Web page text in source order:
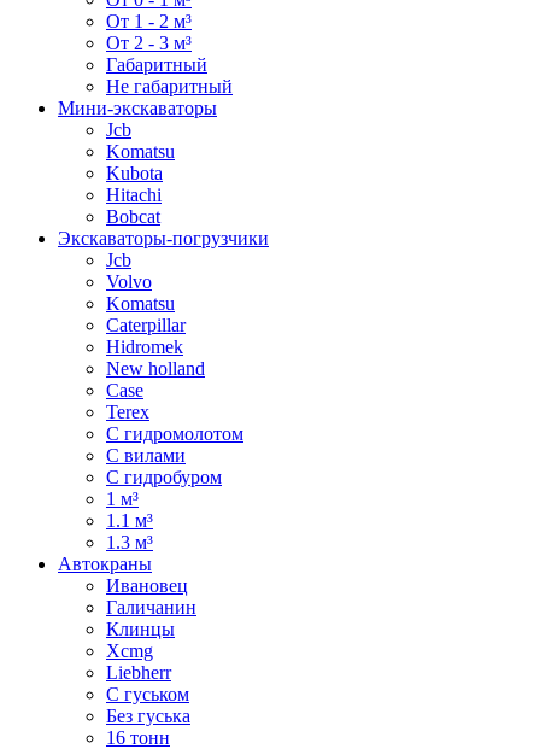
От 1 - 2 м³
От 2 - 3 м³
Габаритный
Не габаритный
Мини-экскаваторы
Jcb
Komatsu
Kubota
Hitachi
Bobcat
Экскаваторы-погрузчики
Jcb
Volvo
Komatsu
Caterpillar
Hidromek
New holland
Case
Terex
С гидромолотом
С вилами
С гидробуром
1 м³
1.1 м³
1.3 м³
Автокраны
Ивановец
Галичанин
Клинцы
Xcmg
Liebherr
С гуськом
Без гуська
16 тонн